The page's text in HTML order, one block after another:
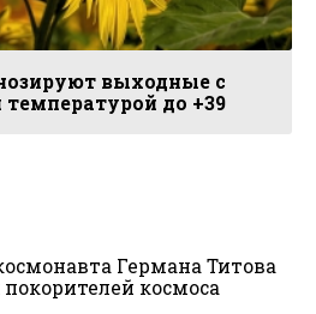
выходные с
до +39
Германа Титова
космоса